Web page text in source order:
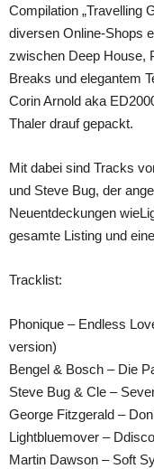
Compilation „Travelling
diversen Online-Shops
zwischen Deep House,
Breaks und elegantem
Corin Arnold aka
Thaler drauf gepackt.
Mit dabei sind Tracks
und Steve Bug, der
Neuentdeckungen
gesamte Listing und
Tracklist:
Phonique – Endless
version)
Bengel & Bosch – Die
Steve Bug & Cle –
George Fitzgerald –
Lightbluemover – Ddisco
Martin Dawson – Soft